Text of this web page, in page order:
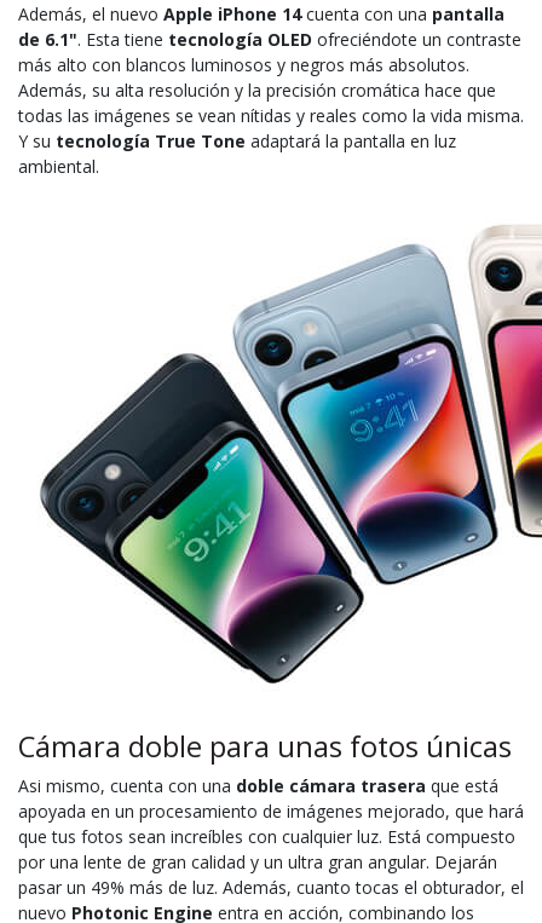
Además, el nuevo Apple iPhone 14cuenta con una pantalla
de 6.1". Esta tiene tecnología OLED ofreciéndote un contraste
más alto con blancos luminosos y negros más absolutos.
Además, su alta resolución y la precisión cromática hace que
todas las imágenes se vean nítidas y reales como la vida misma.
Y su tecnología True Tone adaptará la pantalla en luz
ambiental.
Cámara doble para unas fotos únicas
Asi mismo, cuenta con una doble cámara trasera que está
apoyada en un procesamiento de imágenes mejorado, que hará
que tus fotos sean increíbles con cualquier luz. Está compuesto
por una lente de gran calidad y un ultra gran angular. Dejarán
pasar un 49% más de luz. Además, cuanto tocas el obturador, el
nuevo Photonic Engine entra en acción, combinando los